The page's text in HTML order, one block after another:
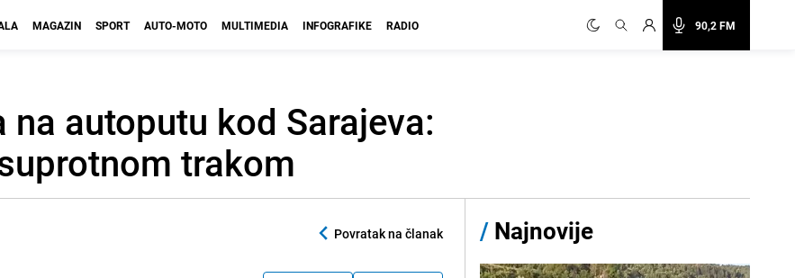
90,2 FM
MAGAZIN SPORT AUTO-MOTO MULTIMEDIA INFOGRAFIKE RADIO
autoputu kod Sarajeva:
trakom
Povratak na članak / Najnovije